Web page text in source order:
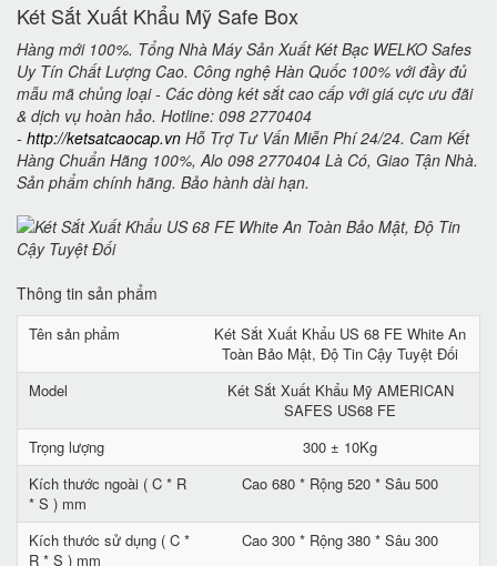
Két Sắt Xuất Khẩu Mỹ Safe Box
Hàng mới 100%. Tổng Nhà Máy Sản Xuất Két Bạc WELKO Safes
Uy Tín Chất Lượng Cao. Công nghệ Hàn Quốc 100% với đầy đủ
mẫu mã chủng loại - Các dòng két sắt cao cấp với giá cực ưu đãi
& dịch vụ hoàn hảo. Hotline: 098 2770404
- http://ketsatcaocap.vn Hỗ Trợ Tư Vấn Miễn Phí 24/24. Cam Kết
Hàng Chuẩn Hãng 100%, Alo 098 2770404 Là Có, Giao Tận Nhà.
Sản phẩm chính hãng. Bảo hành dài hạn.
Thông tin sản phẩm
Tên sản phẩm
Két Sắt Xuất Khẩu US 68 FE White An
Toàn Bảo Mật, Độ Tin Cậy Tuyệt Đối
Model
Két Sắt Xuất Khẩu Mỹ AMERICAN
SAFES US68 FE
Trọng lượng
300 ± 10Kg
Kích thước ngoài ( C * R
* S ) mm
Cao 680 * Rộng 520 * Sâu 500
Kích thước sử dụng ( C *
R * S ) mm
Cao 300 * Rộng 380 * Sâu 300